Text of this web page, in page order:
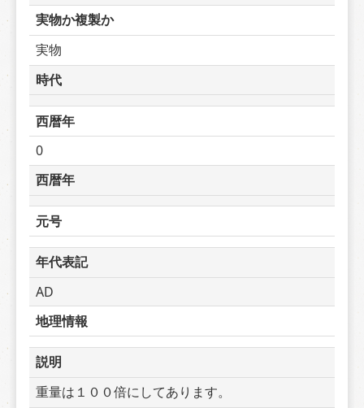
実物か複製か
実物
時代
西暦年
0
西暦年
元号
年代表記
AD
地理情報
説明
重量は１００倍にしてあります。